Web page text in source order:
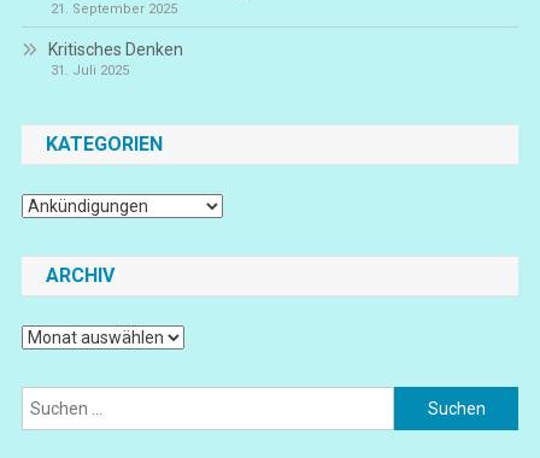
21. September 2025
Kritisches Denken
31. Juli 2025
KATEGORIEN
Kategorien
ARCHIV
Archiv
Suchen
nach: